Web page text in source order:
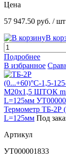
Цена
57 947.50 руб. / шт
В
Подробнее
В избранное
Термометр ТБ-2Р
L=125мм Под
Артикул
УТ000001833